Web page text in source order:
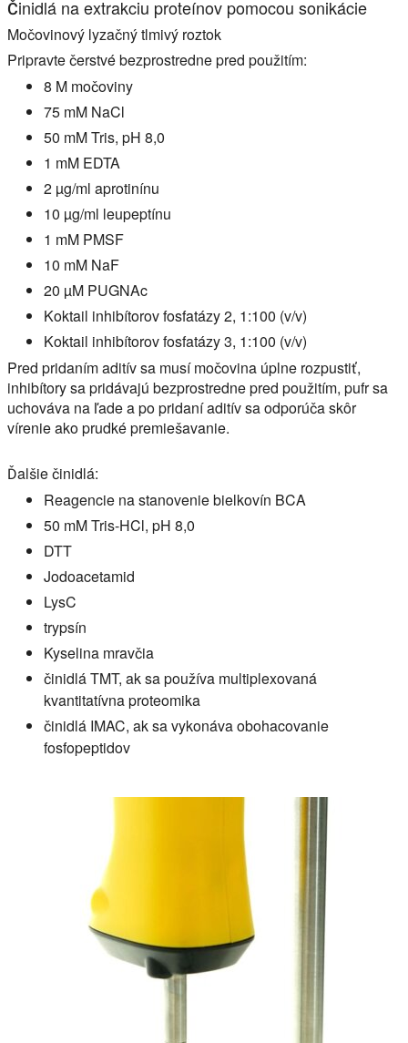
Činidlá na extrakciu proteínov pomocou sonikácie
Močovinový lyzačný tlmivý roztok
Pripravte čerstvé bezprostredne pred použitím:
8 M močoviny
75 mM NaCl
50 mM Tris, pH 8,0
1 mM EDTA
2 µg/ml aprotinínu
10 µg/ml leupeptínu
1 mM PMSF
10 mM NaF
20 µM PUGNAc
Koktail inhibítorov fosfatázy 2, 1:100 (v/v)
Koktail inhibítorov fosfatázy 3, 1:100 (v/v)
Pred pridaním aditív sa musí močovina úplne rozpustiť,
inhibítory sa pridávajú bezprostredne pred použitím, pufr sa
uchováva na ľade a po pridaní aditív sa odporúča skôr
vírenie ako prudké premiešavanie.
Ďalšie činidlá:
Reagencie na stanovenie bielkovín BCA
50 mM Tris-HCl, pH 8,0
DTT
Jodoacetamid
LysC
trypsín
Kyselina mravčia
činidlá TMT, ak sa používa multiplexovaná
kvantitatívna proteomika
činidlá IMAC, ak sa vykonáva obohacovanie
fosfopeptidov